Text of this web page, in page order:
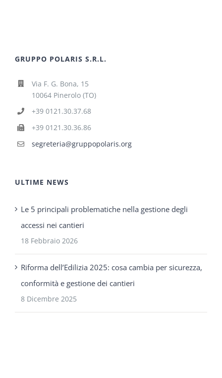
GRUPPO POLARIS S.R.L.
Via F. G. Bona, 15
10064 Pinerolo (TO)
+39 0121.30.37.68
+39 0121.30.36.86
segreteria@gruppopolaris.org
ULTIME NEWS
Le 5 principali problematiche nella gestione degli
accessi nei cantieri
18 Febbraio 2026
Riforma dell’Edilizia 2025: cosa cambia per sicurezza,
conformità e gestione dei cantieri
8 Dicembre 2025